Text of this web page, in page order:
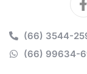
(66) 3544-
(66) 99634-